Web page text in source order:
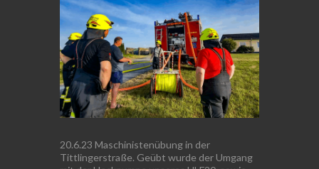
20.6.23 Maschinistenübung in der
Tittlingerstraße. Geübt wurde der Umgang